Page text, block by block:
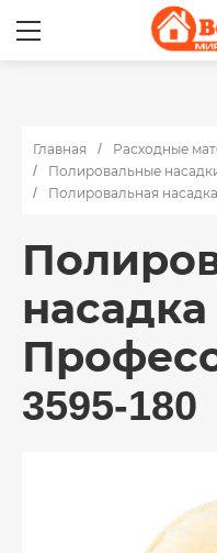
Главная Расходные
Полировальные
Полировальная
3595-180